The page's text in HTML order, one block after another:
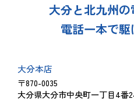
大分と北九州
電話一本で駆
大分本店
〒870-0035
大分県大分市中央町一丁目4番